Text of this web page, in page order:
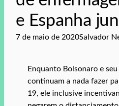
e Espanha
7 de maio de 2020Salvador
Enquanto Bolsonaro e
continuam a nada fazer
19, ele inclusive